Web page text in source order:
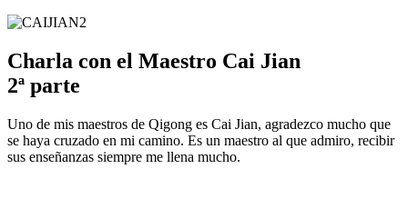
Charla con el Maestro Cai Jian
2ª parte
Uno de mis maestros de Qigong es Cai Jian, agradezco mucho que
se haya cruzado en mi camino. Es un maestro al que admiro, recibir
sus enseñanzas siempre me llena mucho.